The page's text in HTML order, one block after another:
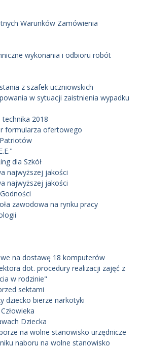
Warunków Zamówienia
wykonania i odbioru robót
z szafek uczniowskich
w sytuacji zaistnienia wypadku
2018
formularza ofertowego
dla Szkół
najwyższej jakości
najwyższej jakości
zawodowa na rynku pracy
na dostawę 18 komputerów
dot. procedury realizacji zajęć z
w rodzinie"
sektami
dziecko bierze narkotyki
Dziecka
na wolne stanowisko urzędnicze
naboru na wolne stanowisko